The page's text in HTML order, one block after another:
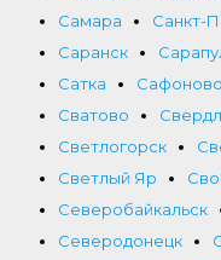
Самара
Санкт-
Саранск
Сатка
Сафоново
Сватово
Светлогорск
Светлый Яр
Северобайкальск
Северодонецк